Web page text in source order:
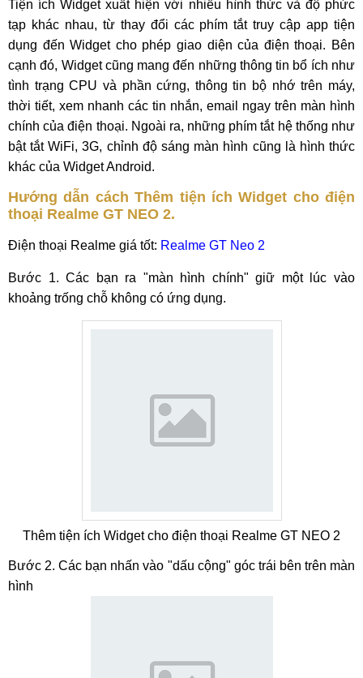
Tiện ích Widget xuất hiện với nhiều hình thức và độ phức
tạp khác nhau, từ thay đổi các phím tắt truy cập app tiện
dụng đến Widget cho phép giao diện của điện thoại. Bên
cạnh đó, Widget cũng mang đến những thông tin bổ ích như
tình trạng CPU và phần cứng, thông tin bộ nhớ trên máy,
thời tiết, xem nhanh các tin nhắn, email ngay trên màn hình
chính của điện thoại. Ngoài ra, những phím tắt hệ thống như
bật tắt WiFi, 3G, chỉnh độ sáng màn hình cũng là hình thức
khác của Widget Android.
Hướng dẫn cách Thêm tiện ích Widget cho điện
thoại Realme GT NEO 2.
Điện thoại Realme giá tốt: Realme GT Neo 2
Bước 1. Các bạn ra "màn hình chính" giữ một lúc vào
khoảng trống chỗ không có ứng dụng.
Thêm tiện ích Widget cho điện thoại Realme GT NEO 2
Bước 2. Các bạn nhấn vào "dấu cộng" góc trái bên trên màn
hình